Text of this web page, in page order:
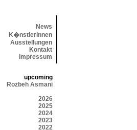
News
K�nstlerInnen
Ausstellungen
Kontakt
Impressum
upcoming
Rozbeh Asmani
2026
2025
2024
2023
2022